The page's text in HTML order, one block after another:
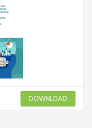
DOWNLOAD